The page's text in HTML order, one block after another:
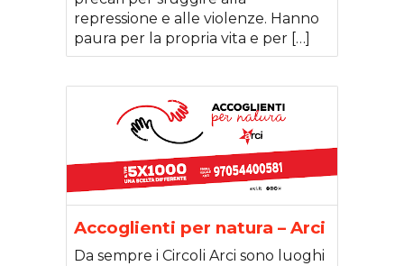
repressione e alle violenze. Hanno
paura per la propria vita e per […]
Accoglienti per natura – Arci
Da sempre i Circoli Arci sono luoghi